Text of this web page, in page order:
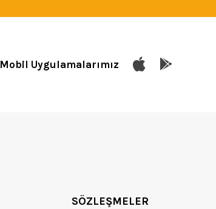
Mobil Uygulamalarımız
SÖZLEŞMELER